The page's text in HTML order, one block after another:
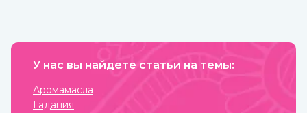
больше всего полезных
больше пользы.
дорогим шампанским для
любой вкус. И все же чего-
У нас вы найдете статьи на темы:
Аромамасла
Гадания